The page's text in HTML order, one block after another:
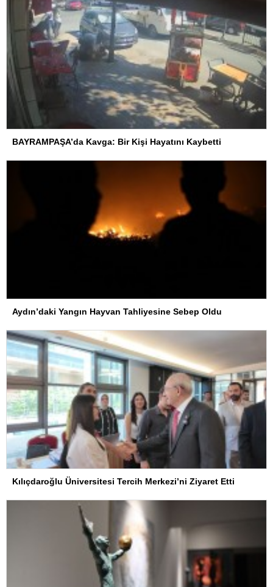
BAYRAMPAŞA’da Kavga: Bir Kişi Hayatını Kaybetti
Aydın’daki Yangın Hayvan Tahliyesine Sebep Oldu
Kılıçdaroğlu Üniversitesi Tercih Merkezi’ni Ziyaret Etti